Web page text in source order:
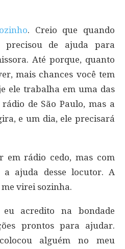
. Creio que quando
de ajuda para
Até porque, quanto
mais chances você tem
ele trabalha em uma das
de São Paulo, mas a
e um dia, ele precisará
em rádio cedo, mas com
ajuda desse locutor. A
virei sozinha.
acredito na bondade
prontos para ajudar.
alguém no meu